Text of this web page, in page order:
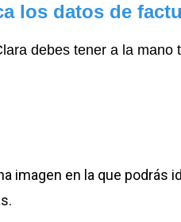
los datos de
debes tener a la
imagen en la que